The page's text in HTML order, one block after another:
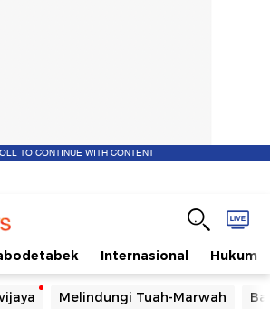
TO CONTINUE WITH CONTENT
Internasional Hukum
Melindungi Tuah-Marwah